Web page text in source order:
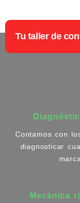
Tu taller de
Contamos con
diagnosticar
Mecánica